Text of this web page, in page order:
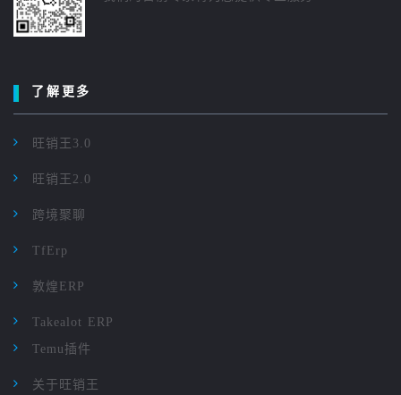
了解更多
旺销王3.0
旺销王2.0
跨境聚聊
TfErp
敦煌ERP
Takealot ERP
Temu插件
关于旺销王